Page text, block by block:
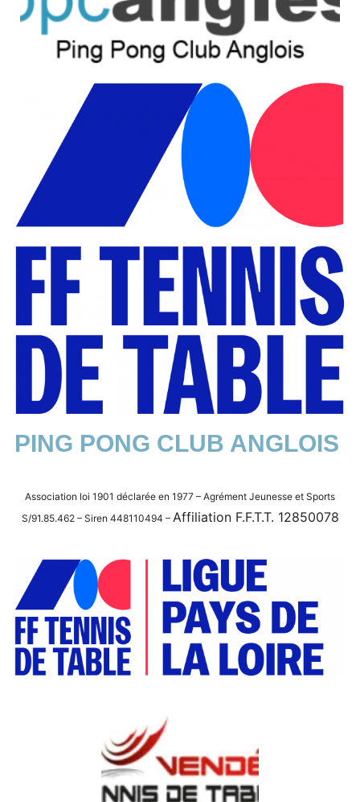
PING PONG CLUB ANGLOIS
Association loi 1901 déclarée en 1977 – Agrément Jeunesse et Sports
S/91.85.462 – Siren 448110494 – Affiliation F.F.T.T. 12850078